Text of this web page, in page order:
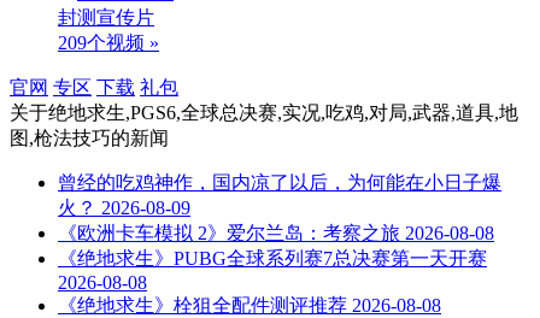
封测宣传片
209个视频 »
官网 专区 下载 礼包
关于绝地求生,PGS6,全球总决赛,实况,吃鸡,对局,武器,道具,地
图,枪法技巧的新闻
曾经的吃鸡神作，国内凉了以后，为何能在小日子爆
火？ 2026-08-09
《欧洲卡车模拟 2》爱尔兰岛：考察之旅 2026-08-08
《绝地求生》PUBG全球系列赛7总决赛第一天开赛
2026-08-08
《绝地求生》栓狙全配件测评推荐 2026-08-08